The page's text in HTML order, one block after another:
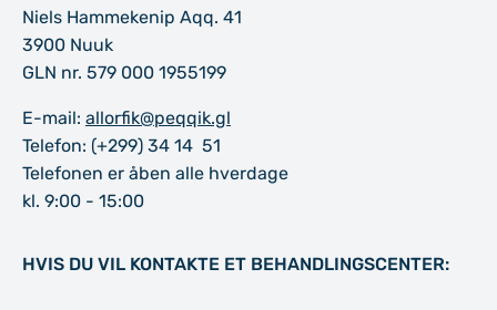
Niels Hammekenip Aqq. 41
3900 Nuuk
GLN nr. 579 000 1955199
E-mail: allorfik@peqqik.gl
Telefon: (+299) 34 14 51
Telefonen er åben alle hverdage
kl. 9:00 - 15:00
HVIS DU VIL KONTAKTE ET BEHANDLINGSCENTER: